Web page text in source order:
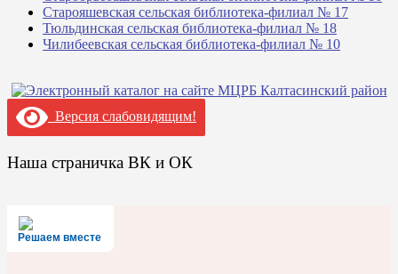
Старояшевская сельская библиотека-филиал № 17
Тюльдинская сельская библиотека-филиал № 18
Чилибеевская сельская библиотека-филиал № 10
Версия слабовидящим!
Наша страничка ВК и ОК
Решаем вместе